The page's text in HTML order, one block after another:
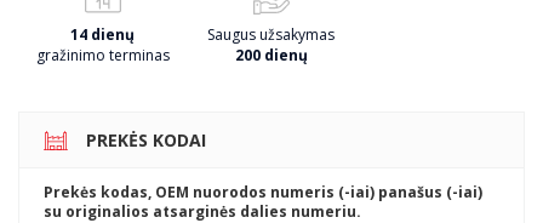
14 dienų
gražinimo terminas
Saugus užsakymas
200 dienų
PREKĖS KODAI
Prekės kodas, OEM nuorodos numeris (-iai) panašus (-iai)
su originalios atsarginės dalies numeriu.